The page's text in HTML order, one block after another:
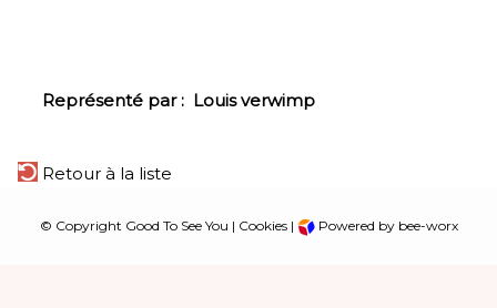
Représenté par : Louis verwimp
Retour à la liste
© Copyright Good To See You | Cookies| Powered by bee-worx